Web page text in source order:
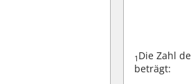
1 Die Zahl
beträgt: